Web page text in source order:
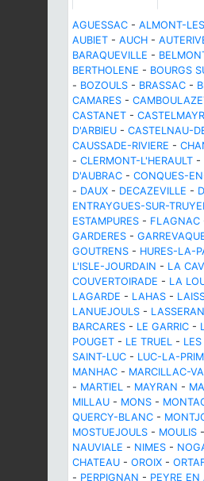
AGUESSAC - ALMONT-
AUBIET - AUCH -
BARAQUEVILLE -
BERTHOLENE - BOURGS
- BOZOULS - BRASSAC -
CAMARES -
CASTANET -
D'ARBIEU - CASTELNAU-
CAUSSADE-RIVIERE -
- CLERMONT-L'HERAULT -
D'AUBRAC - CONQUES-
- DAUX - DECAZEVILLE -
ENTRAYGUES-SUR-
ESTAMPURES - FLAGNAC
GARDERES -
GOUTRENS - HURES-LA-
L'ISLE-JOURDAIN - LA
COUVERTOIRADE - LA
LAGARDE - LAHAS -
LANUEJOULS - LASSERAN
BARCARES - LE GARRIC -
POUGET - LE TRUEL -
SAINT-LUC - LUC-LA-
MANHAC - MARCILLAC-
- MARTIEL - MAYRAN -
MILLAU - MONS -
QUERCY-BLANC -
MOSTUEJOULS - MOULIS -
NAUVIALE - NIMES -
CHATEAU - OROIX -
- PERPIGNAN - PEYRE EN